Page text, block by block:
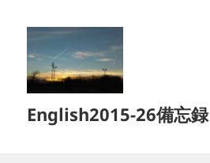
English2015-26備忘録